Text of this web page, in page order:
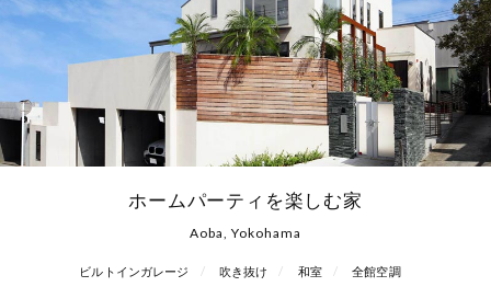
ホームパーティを楽しむ家
Aoba, Yokohama
ビルトインガレージ 吹き抜け 和室 全館空調